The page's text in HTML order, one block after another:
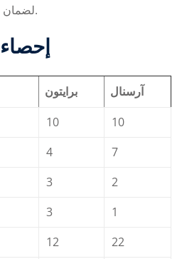
لضمان السيطرة على إيقاع المباراة.
برايتون
آرسنال
10
10
4
7
3
2
3
1
12
22